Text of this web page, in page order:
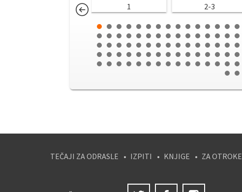
1 2-3
TEČAJI ZA ODRASLE IZPITI KNJIGE ZA OTROKE
Twitter Facebook